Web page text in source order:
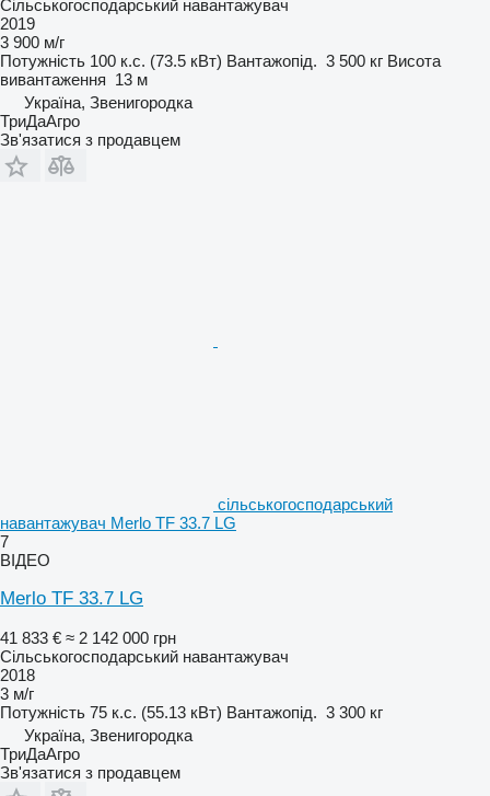
Сільськогосподарський навантажувач
2019
3 900 м/г
Потужність 100 к.с. (73.5 кВт) Вантажопід. 3 500 кг Висота
вивантаження 13 м
Україна, Звенигородка
ТриДаАгро
Зв'язатися з продавцем
сільськогосподарський
навантажувач Merlo TF 33.7 LG
7
ВІДЕО
Merlo TF 33.7 LG
41 833 € ≈ 2 142 000 грн
Сільськогосподарський навантажувач
2018
3 м/г
Потужність 75 к.с. (55.13 кВт) Вантажопід. 3 300 кг
Україна, Звенигородка
ТриДаАгро
Зв'язатися з продавцем